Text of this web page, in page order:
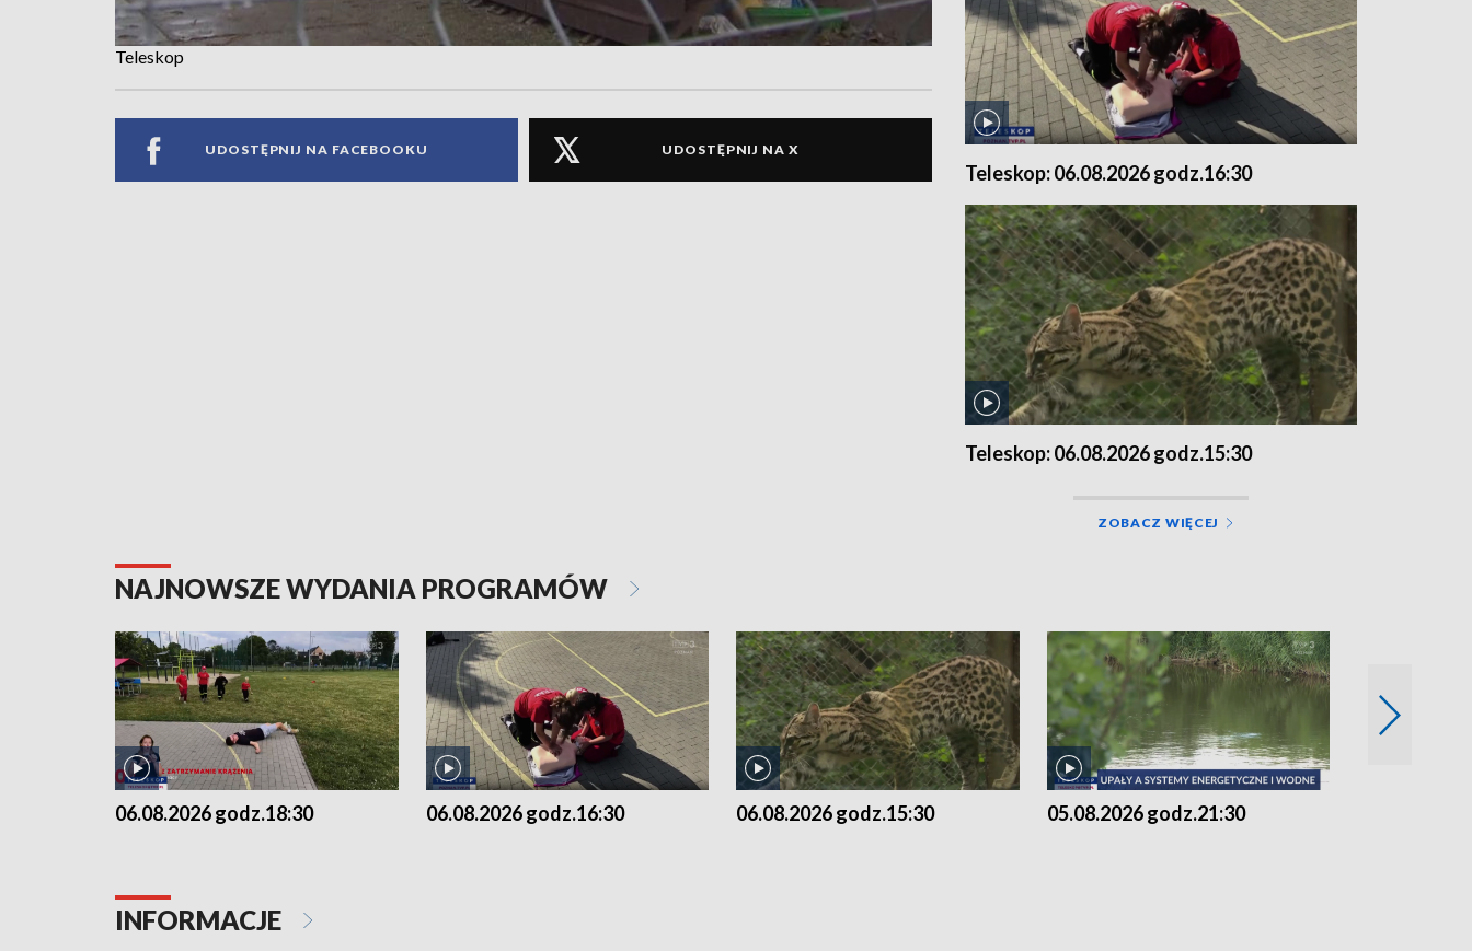
Teleskop
UDOSTĘPNIJ NA FACEBOOKU UDOSTĘPNIJ NA X
Teleskop: 06.08.2026 godz.16:30
Teleskop: 06.08.2026 godz.15:30
ZOBACZ WIĘCEJ
NAJNOWSZE WYDANIA PROGRAMÓW
06.08.2026 godz.18:30 06.08.2026 godz.16:30 06.08.2026 godz.15:30 05.08.2026 godz.21:30
INFORMACJE